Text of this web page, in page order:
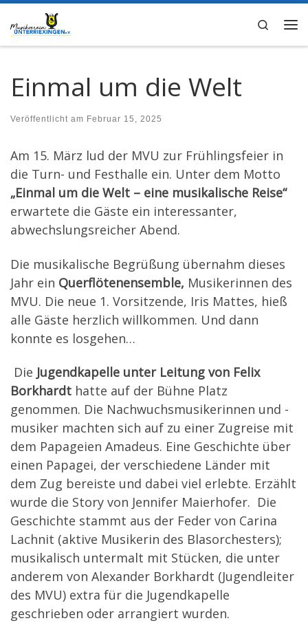
Zum Inhalt springen
Search
Einmal um die Welt
Veröffentlicht am Februar 15, 2025
Am 15. März lud der MVU zur Frühlingsfeier in
die Turn- und Festhalle ein. Unter dem Motto
„Einmal um die Welt – eine musikalische Reise“
erwartete die Gäste ein interessanter,
abwechslungsreicher Abend.
Die musikalische Begrüßung übernahm dieses
Jahr ein Querflötenensemble, Musikerinnen des
MVU. Die neue 1. Vorsitzende, Iris Mattes, hieß
alle Gäste herzlich willkommen. Und dann
konnte es losgehen…
Die Jugendkapelle unter Leitung von Felix
Borkhardt hatte auf der Bühne Platz
genommen. Die Nachwuchsmusikerinnen und -
musiker machten sich auf zu einer Zugreise mit
dem Papageien Amadeus. Eine Geschichte über
einen Papagei, der verschiedene Länder mit
dem Zug bereiste und dabei viel erlebte. Erzählt
wurde die Story von Jennifer Maierhofer. Die
Geschichte stammt aus der Feder von Carina
Lachnit (aktive Musikerin des Blasorchesters);
musikalisch untermalt mit Stücken, die unter
anderem von Alexander Borkhardt (Jugendleiter
des MVU) extra für die Jugendkapelle
geschrieben oder arrangiert wurden.